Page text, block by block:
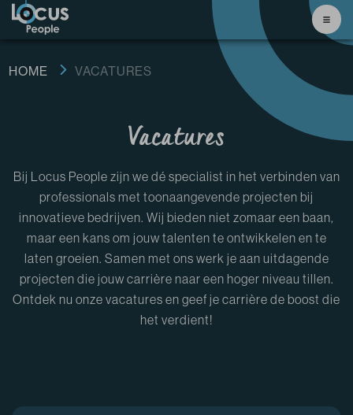
HOME VACATURES
Vacatures
Bij Locus People zijn we dé specialist in het verbinden van
professionals met toonaangevende projecten bij
innovatieve bedrijven. Wij bieden niet zomaar een baan,
maar een kans om jouw talenten te ontwikkelen en te
laten groeien. Samen met ons werk je aan uitdagende
projecten die jouw carrière naar een hoger niveau tillen.
Ontdek nu onze vacatures en geef je carrière de boost die
het verdient!